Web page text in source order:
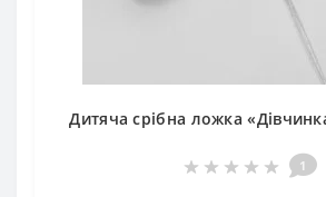
Дитяча срібна ложка
1